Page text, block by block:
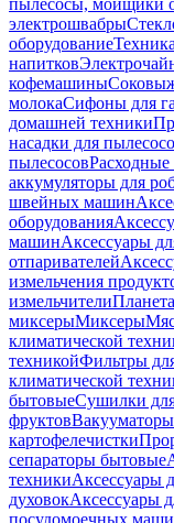
пылесосы, мойщики
электрошвабры
оборудование
напитков
кофемашины
молокаСифоны для
домашней техники
насадки для
пылесосовРасходные
аккумуляторы для
швейных машин
оборудования
машинАксессуары
отпаривателей
измельчения
измельчители
миксерыМиксеры
климатической
техникойФильтры
климатической
бытовыеСушилки
фруктовВакууматоры
картофелечистки
сепараторы бытовые
техникиАксессуары
духовокАксессуары
посудомоечных